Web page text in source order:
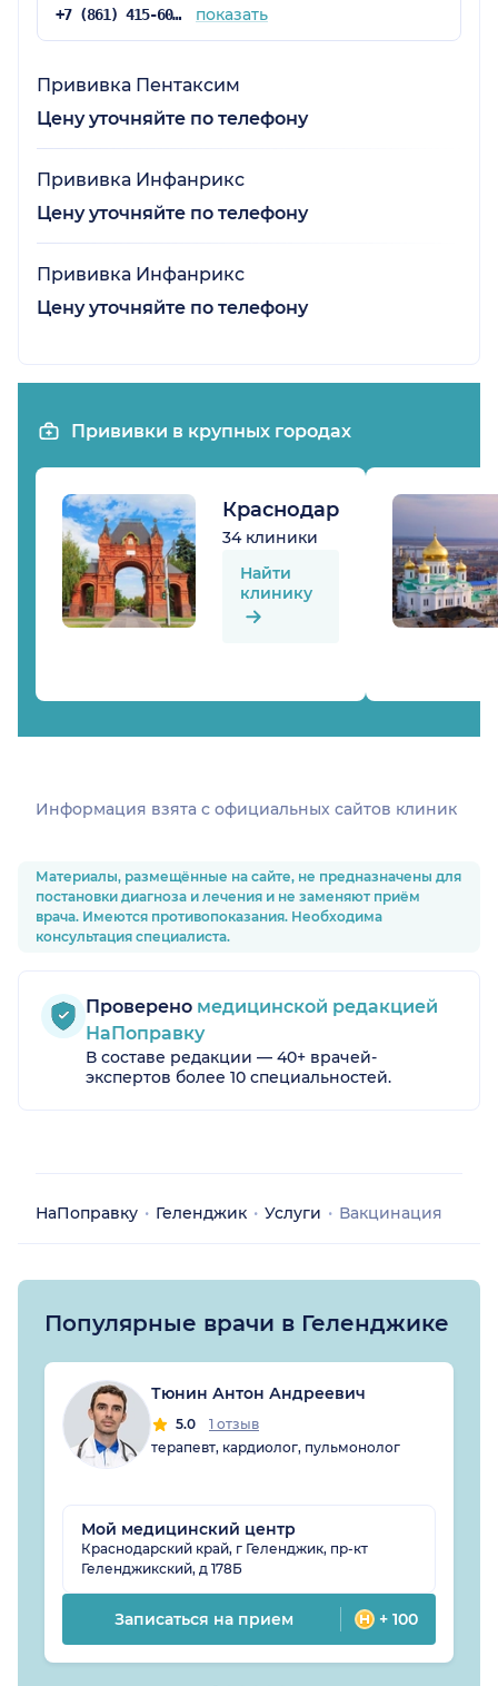
+7 (861) 415-60-99 показать
Прививка Пентаксим
Цену уточняйте по телефону
Прививка Инфанрикс
Цену уточняйте по телефону
Прививка Инфанрикс
Цену уточняйте по телефону
Прививки в крупных городах
Краснодар
34 клиники
Найти
клинику
Информация взята c официальных сайтов клиник
Материалы, размещённые на сайте, не предназначены для
постановки диагноза и лечения и не заменяют приём
врача. Имеются противопоказания. Необходима
консультация специалиста.
Проверено медицинской редакцией
НаПоправку
В составе редакции — 40+ врачей-
экспертов более 10 специальностей.
НаПоправку Геленджик Услуги Вакцинация
Популярные врачи в Геленджике
Тюнин Антон Андреевич
5.0
1 отзыв
терапевт, кардиолог, пульмонолог
Мой медицинский центр
Краснодарский край, г Геленджик, пр-кт
Геленджикский, д 178Б
Записаться на прием + 100